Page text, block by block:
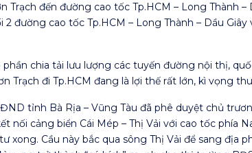
đến đường cao tốc Tp.HCM – Long Thành
đường cao tốc Tp.HCM – Long Thành – Dầu
chia tải lưu lượng các tuyến đường nội thị,
Trạch đi Tp.HCM đang là lợi thế rất lớn, kì vọng
tỉnh Bà Rịa – Vũng Tàu đã phê duyệt chủ
nối cảng biển Cái Mép – Thị Vải với cao tốc phía
xong. Cầu này bắc qua sông Thị Vải để sang địa